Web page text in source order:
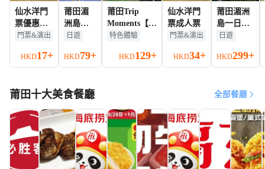
仙水洋門
票優惠票
（小童／
者／教
師）
門票&演出
HKD17+
莆田湄
洲島島
上包車
機碼頭
接+全程
+車上有
日遊
HKD79+
莆田Trip
Moments【婚
禮跟拍宣傳片
真/商業攝影
攝像約拍定
特色體驗
HKD129+
仙水洋門
票成人票
門票&演出
HKD34+
莆田湄洲
島一日遊
【私家純
講解+島上
景交車代
日遊
HKD299+
莆田十大美食餐廳 全部餐廳